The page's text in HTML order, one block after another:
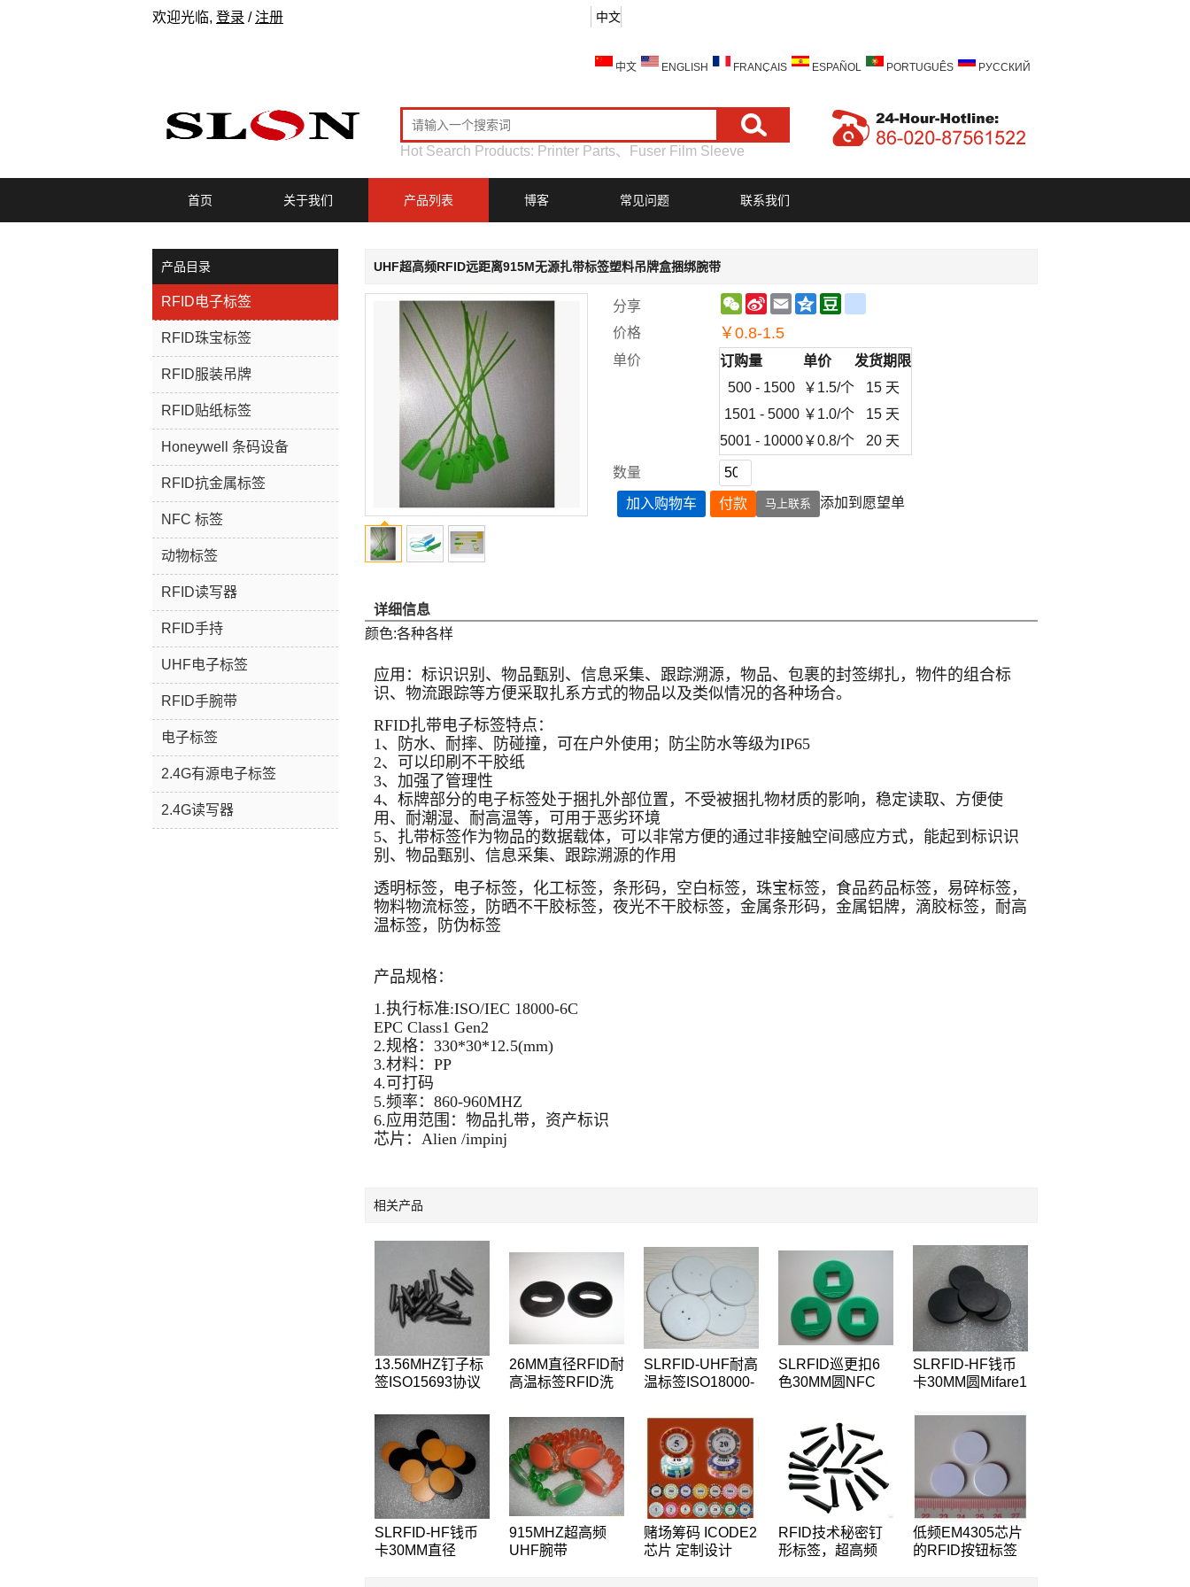
欢迎光临, 登录 / 注册 中文
中文 ENGLISH FRANÇAIS ESPAÑOL PORTUGUÊS РУССКИЙ
Hot Search Products: Printer Parts、 Fuser Film Sleeve
首页 关于我们 产品列表 博客 常见问题 联系我们
产品目录
RFID电子标签
RFID珠宝标签
RFID服装吊牌
RFID贴纸标签
Honeywell 条码设备
RFID抗金属标签
NFC 标签
动物标签
RFID读写器
RFID手持
UHF电子标签
RFID手腕带
电子标签
2.4G有源电子标签
2.4G读写器
UHF超高频RFID远距离915M无源扎带标签塑料吊牌盒捆绑腕带
分享 WeChat
Sina
Weibo
EmailQzone
价格 ￥0.8-1.5
单价 订购量 单价
发货期限
500 - 1500
￥ 1.5/个
15 天
1501 - 5000 ￥ 1.0/个
15 天
5001 - 10000￥0.8/个 20 天
数量
加入购物车 付款 马上联系 添加到愿望单
详细信息
颜色:各种各样
应用：标识识别、物品甄别、信息采集、跟踪溯源，物品、包裹的封签绑扎，物件的组合标
识、物流跟踪等方便采取扎系方式的物品以及类似情况的各种场合。
RFID扎带电子标签特点：
1、防水、耐摔、防碰撞，可在户外使用；防尘防水等级为IP65
2、可以印刷不干胶纸
3、加强了管理性
4、标牌部分的电子标签处于捆扎外部位置，不受被捆扎物材质的影响，稳定读取、方便使
用、耐潮湿、耐高温等，可用于恶劣环境
5、扎带标签作为物品的数据载体，可以非常方便的通过非接触空间感应方式，能起到标识识
别、物品甄别、信息采集、跟踪溯源的作用
透明标签，电子标签，化工标签，条形码，空白标签，珠宝标签，食品药品标签，易碎标签，
物料物流标签，防晒不干胶标签，夜光不干胶标签，金属条形码，金属铝牌，滴胶标签，耐高
温标签，防伪标签
产品规格：
1.执行标准:ISO/IEC 18000-6C
EPC Class1 Gen2
2.规格：330*30*12.5(mm)
3.材料：PP
4.可打码
5.频率：860-960MHZ
6.应用范围：物品扎带，资产标识
芯片：Alien /impinj
相关产品
13.56MHZ钉子标
签ISO15693协议
标签,桥梁管理标
签
26MM直径RFID耐
高温标签RFID洗
标签,水洗标签
SLRFID-UHF耐高
温标签ISO18000-
Class1 Gen2纽扣
SLRFID巡更扣6
色30MM圆NFC
签,兼容所有NFC
手机
SLRFID-HF钱币
卡30MM圆Mifare1
圆形卡ABS外壳道
闸专用卡IC门票卡
SLRFID-HF钱币
卡30MM直径
915MHZ超高频
UHF腕带
赌场筹码 ICODE2
芯片 定制设计
RFID技术秘密钉
形标签，超高频
低频EM4305芯片
的RFID按钮标签